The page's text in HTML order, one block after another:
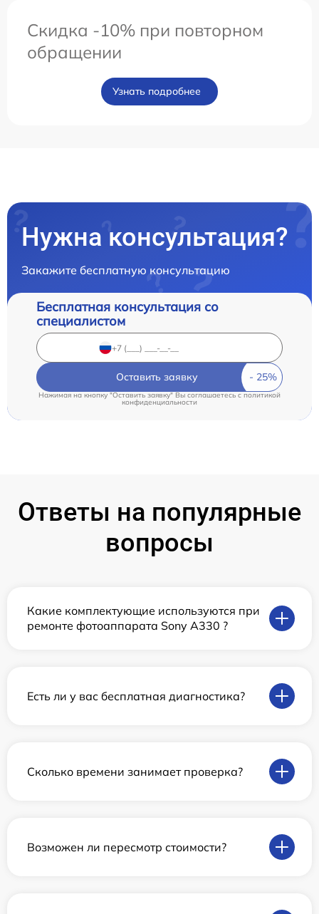
Скидка -10% при повторном
обращении
Узнать подробнее
Нужна консультация?
Закажите бесплатную консультацию
Бесплатная консультация со
специалистом
Оставить заявку
Нажимая на кнопку "Оставить заявку" Вы соглашаетесь c политикой
конфиденциальности
Ответы на популярные
вопросы
Какие комплектующие используются при
ремонте фотоаппарата Sony A330 ?
Есть ли у вас бесплатная диагностика?
Сколько времени занимает проверка?
Возможен ли пересмотр стоимости?